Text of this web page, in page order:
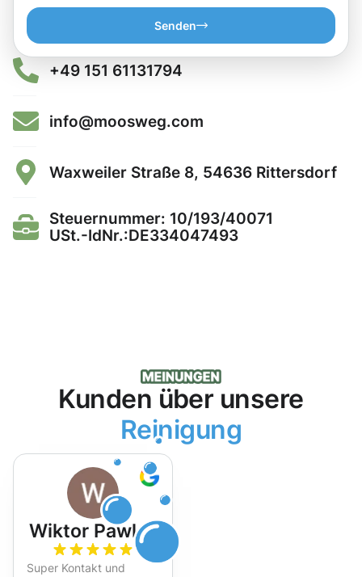
Senden
+49 151 61131794
info@moosweg.com
Waxweiler Straße 8, 54636 Rittersdorf
Steuernummer: 10/193/40071
USt.-IdNr.:DE334047493
Kunden über unsere
Reinigung
Wiktor Pawlak
Super Kontakt und